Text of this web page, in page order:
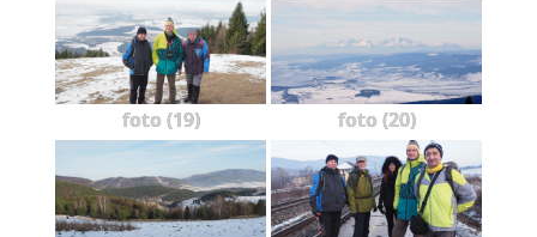
foto (19) foto (20)